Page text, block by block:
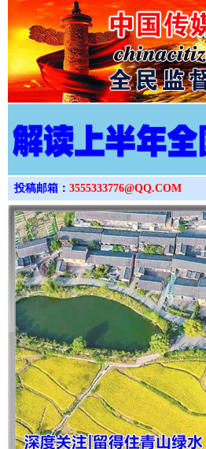
投稿邮箱： 3555333776@QQ.COM